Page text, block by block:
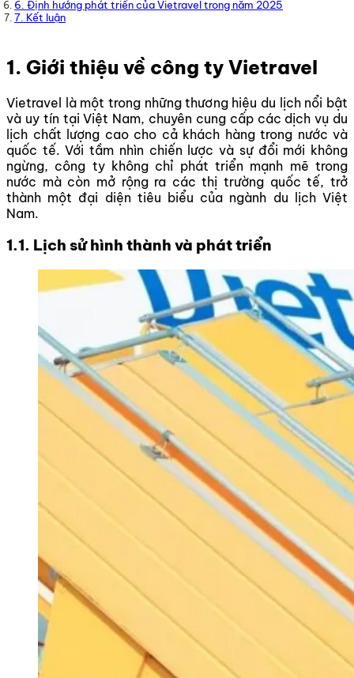
6. Định hướng phát triển của Vietravel trong năm 2025
7. Kết luận
1. Giới thiệu về công ty Vietravel
Vietravel là một trong những thương hiệu du lịch nổi bật
và uy tín tại Việt Nam, chuyên cung cấp các dịch vụ du
lịch chất lượng cao cho cả khách hàng trong nước và
quốc tế. Với tầm nhìn chiến lược và sự đổi mới không
ngừng, công ty không chỉ phát triển mạnh mẽ trong
nước mà còn mở rộng ra các thị trường quốc tế, trở
thành một đại diện tiêu biểu của ngành du lịch Việt
Nam.
1.1. Lịch sử hình thành và phát triển